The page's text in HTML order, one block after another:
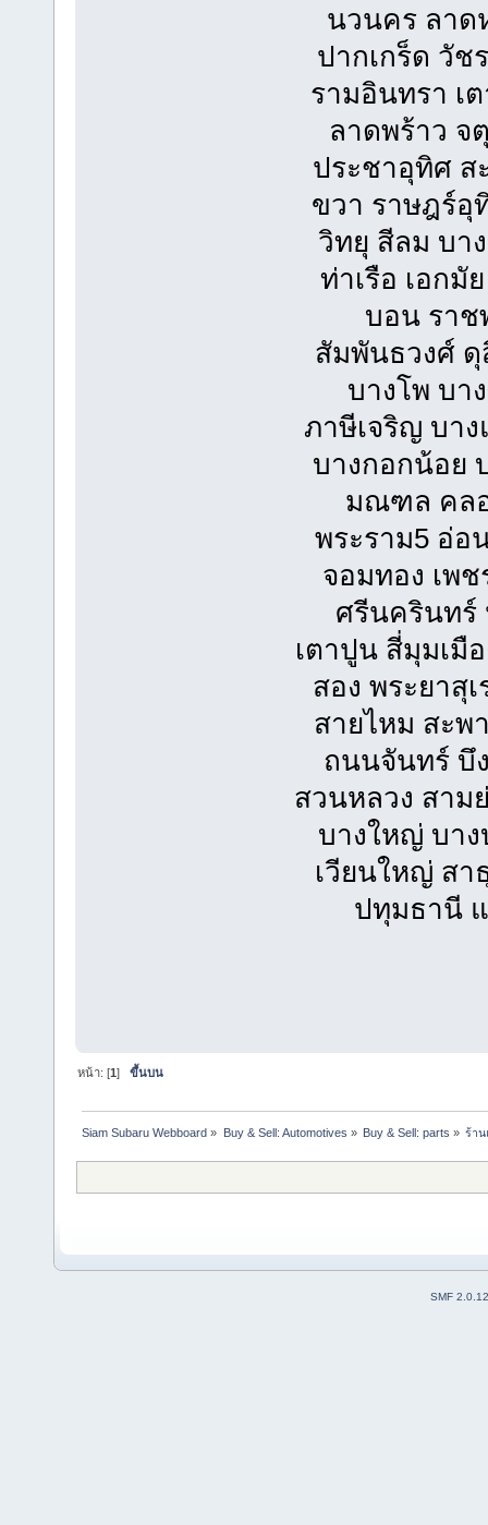
นวนคร ลาด
ปากเกร็ด วัช
รามอินทรา เ
ลาดพร้าว จ
ประชาอุทิศ ส
ขวา ราษฎร์อุ
วิทยุ สีลม บา
ท่าเรือ เอกมั
บอน ราช
สัมพันธวงศ์
บางโพ บา
ภาษีเจริญ บา
บางกอกน้อย
มณฑล คลอ
พระราม5 อ่อ
จอมทอง เพ
ศรีนครินทร์
เตาปูน สี่มุมเมื
สอง พระยา
สายไหม สะพ
ถนนจันทร์ บึ
สวนหลวง สาม
บางใหญ่ บา
เวียนใหญ่ ส
ปทุมธานี
หน้า: [1]ขึ้นบน
Siam Subaru Webboard » Buy & Sell: Automotives » Buy & Sell: parts » ร้าน
SMF 2.0.12